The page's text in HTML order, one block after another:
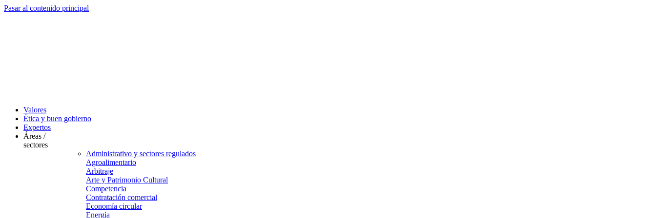
Pasar al contenido principal
Valores
Ética y buen gobierno
Expertos
Áreas /
sectores
Administrativo y sectores regulados
Agroalimentario
Arbitraje
Arte y Patrimonio Cultural
Competencia
Contratación comercial
Economía circular
Energía